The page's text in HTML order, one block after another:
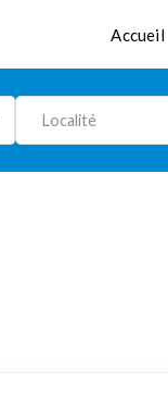
Accueil
Localité